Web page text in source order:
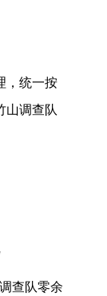
，统一按
山调查队
查队零余